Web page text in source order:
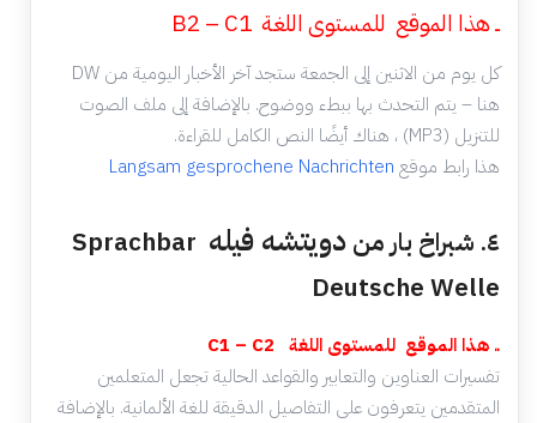
ــ هذا الموقع للمستوى اللغة B2 – C1
كل يوم من الاثنين إلى الجمعة ستجد آخر الأخبار اليومية من DW
هنا – يتم التحدث بها ببطء ووضوح. بالإضافة إلى ملف الصوت
للتنزيل (MP3) ، هناك أيضًا النص الكامل للقراءة.
هذا رابط موقع Langsam gesprochene Nachrichten
٤. شبراخ بار من دويتشه فيله Sprachbar
Deutsche Welle
ــ هذا الموقع للمستوى اللغة
تفسيرات العناوين والتعابير والقواعد الحالية تجعل المتعلمين
المتقدمين يتعرفون على التفاصيل الدقيقة للغة الألمانية. بالإضافة